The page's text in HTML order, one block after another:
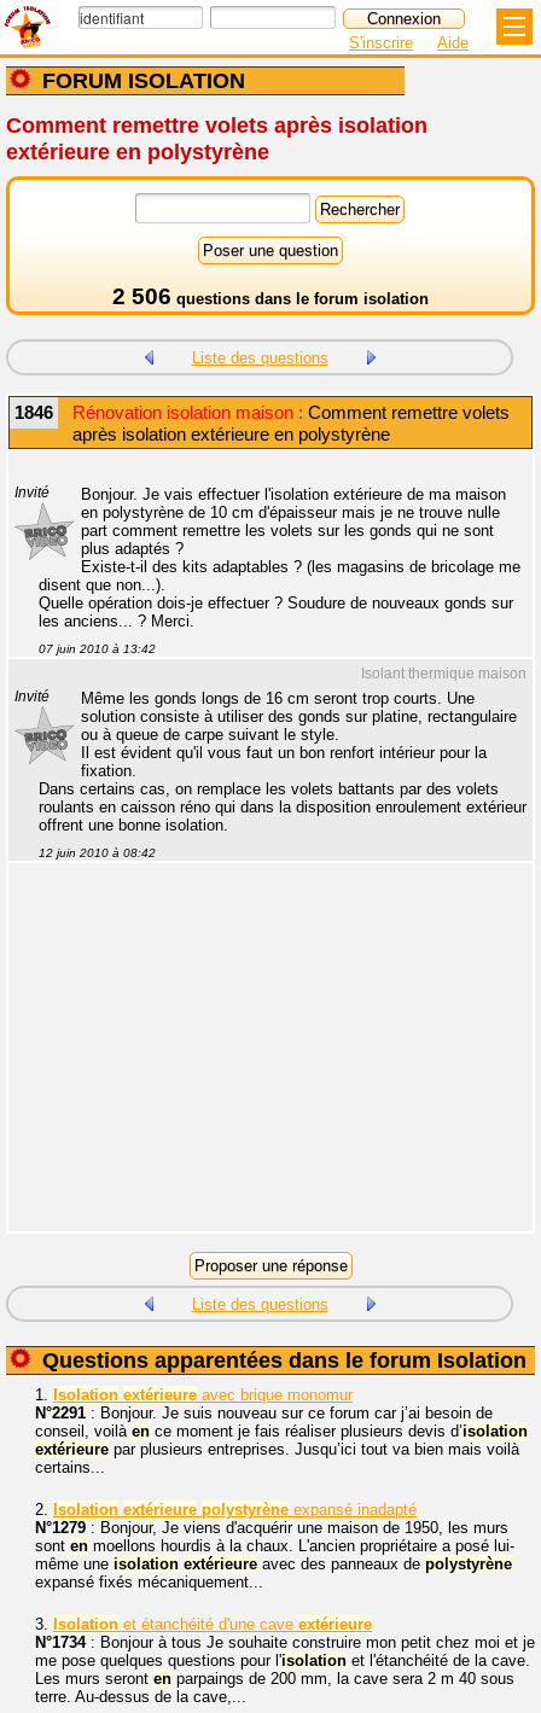
FORUM ISOLATION
S'inscrire Aide
Comment remettre volets après isolation
extérieure en polystyrène
2 506 questions dans le forum isolation
Liste des questions
1846 Rénovation isolation maison : Comment remettre volets
après isolation extérieure en polystyrène
Invité
Bonjour. Je vais effectuer l'isolation extérieure de ma maison
en polystyrène de 10 cm d'épaisseur mais je ne trouve nulle
part comment remettre les volets sur les gonds qui ne sont
plus adaptés ?
Existe-t-il des kits adaptables ? (les magasins de bricolage me
disent que non...).
Quelle opération dois-je effectuer ? Soudure de nouveaux gonds sur
les anciens... ? Merci.
07 juin 2010 à 13:42
Isolant thermique maison
Invité
Même les gonds longs de 16 cm seront trop courts. Une
solution consiste à utiliser des gonds sur platine, rectangulaire
ou à queue de carpe suivant le style.
Il est évident qu'il vous faut un bon renfort intérieur pour la
fixation.
Dans certains cas, on remplace les volets battants par des volets
roulants en caisson réno qui dans la disposition enroulement extérieur
offrent une bonne isolation.
12 juin 2010 à 08:42
Liste des questions
Questions apparentées dans le forum Isolation
1. Isolation extérieure avec brique monomur
N°2291 : Bonjour. Je suis nouveau sur ce forum car j’ai besoin de
conseil, voilà en ce moment je fais réaliser plusieurs devis d’isolation
extérieure par plusieurs entreprises. Jusqu’ici tout va bien mais voilà
certains...
2. Isolation extérieure polystyrène expansé inadapté
N°1279 : Bonjour, Je viens d'acquérir une maison de 1950, les murs
sont en moellons hourdis à la chaux. L'ancien propriétaire a posé lui-
même une isolation extérieure avec des panneaux de polystyrène
expansé fixés mécaniquement...
3. Isolation et étanchéité d'une cave extérieure
N°1734: Bonjour à tous Je souhaite construire mon petit chez moi et je
me pose quelques questions pour l'isolation et l'étanchéité de la cave.
Les murs seront en parpaings de 200 mm, la cave sera 2 m 40 sous
terre. Au-dessus de la cave,...